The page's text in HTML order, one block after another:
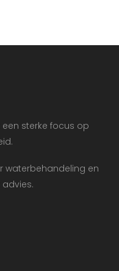
een sterke focus op
waterbehandeling en